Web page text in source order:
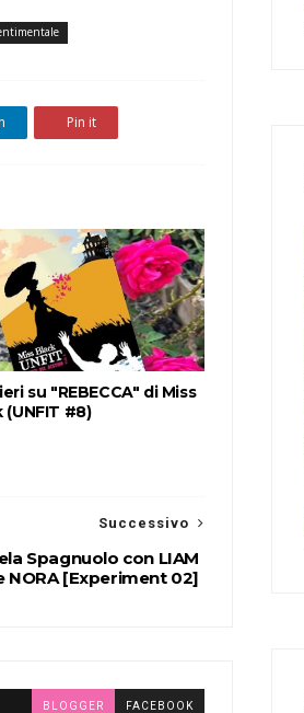
Pin it
su "REBECCA" di Miss
(UNFIT #8)
Successivo
Spagnuolo con LIAM
NORA [Experiment 02]
BLOGGER FACEBOOK